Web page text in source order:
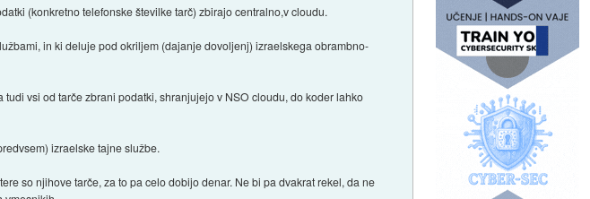
(konkretno telefonske številke tarč) zbirajo centralno,v cloudu.
in ki deluje pod okriljem (dajanje dovoljenj) izraelskega obrambno-
vsi od tarče zbrani podatki, shranjujejo v NSO cloudu, do koder lahko
izraelske tajne službe.
so njihove tarče, za to pa celo dobijo denar. Ne bi pa dvakrat rekel, da ne